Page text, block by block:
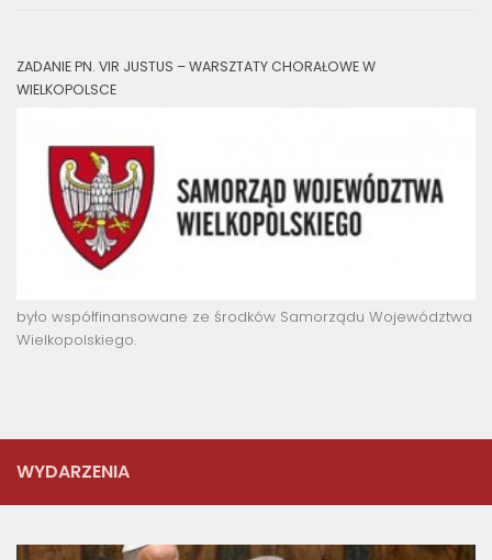
ZADANIE PN. VIR JUSTUS – WARSZTATY CHORAŁOWE W
WIELKOPOLSCE
było współfinansowane ze środków Samorządu Województwa
Wielkopolskiego.
WYDARZENIA